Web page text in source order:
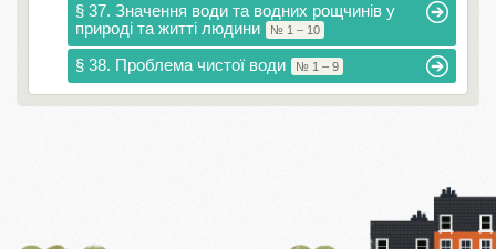
§ 37. Значення води та водних рощчинів у
природі та житті людини
№ 1 – 10
§ 38. Проблема чистої води № 1 – 9